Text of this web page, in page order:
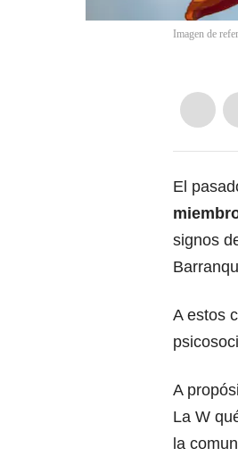
Imagen de
El
signos
A estos
A
La W
la